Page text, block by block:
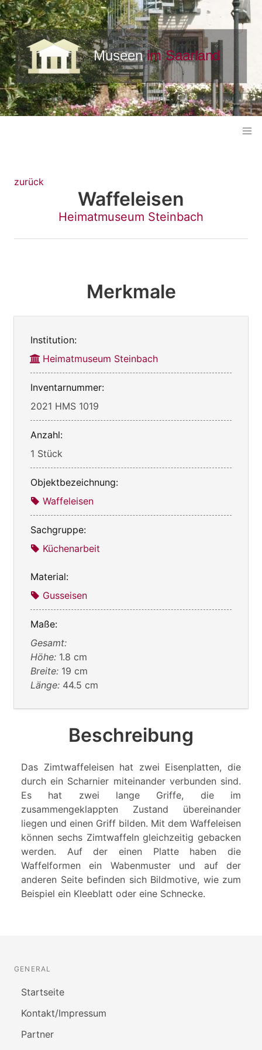
zurück
Waffeleisen
Heimatmuseum Steinbach
Merkmale
Institution:
Heimatmuseum Steinbach
Inventarnummer:
2021 HMS 1019
Anzahl:
1 Stück
Objektbezeichnung:
Waffeleisen
Sachgruppe:
Küchenarbeit
Material:
Gusseisen
Maße:
Gesamt:
Höhe: 1.8 cm
Breite: 19 cm
Länge: 44.5 cm
Beschreibung
Das Zimtwaffeleisen hat zwei Eisenplatten, die
durch ein Scharnier miteinander verbunden sind.
Es hat zwei lange Griffe, die im
zusammengeklappten Zustand übereinander
liegen und einen Griff bilden. Mit dem Waffeleisen
können sechs Zimtwaffeln gleichzeitig gebacken
werden. Auf der einen Platte haben die
Waffelformen ein Wabenmuster und auf der
anderen Seite befinden sich Bildmotive, wie zum
Beispiel ein Kleeblatt oder eine Schnecke.
GENERAL
Startseite
Kontakt/Impressum
Partner